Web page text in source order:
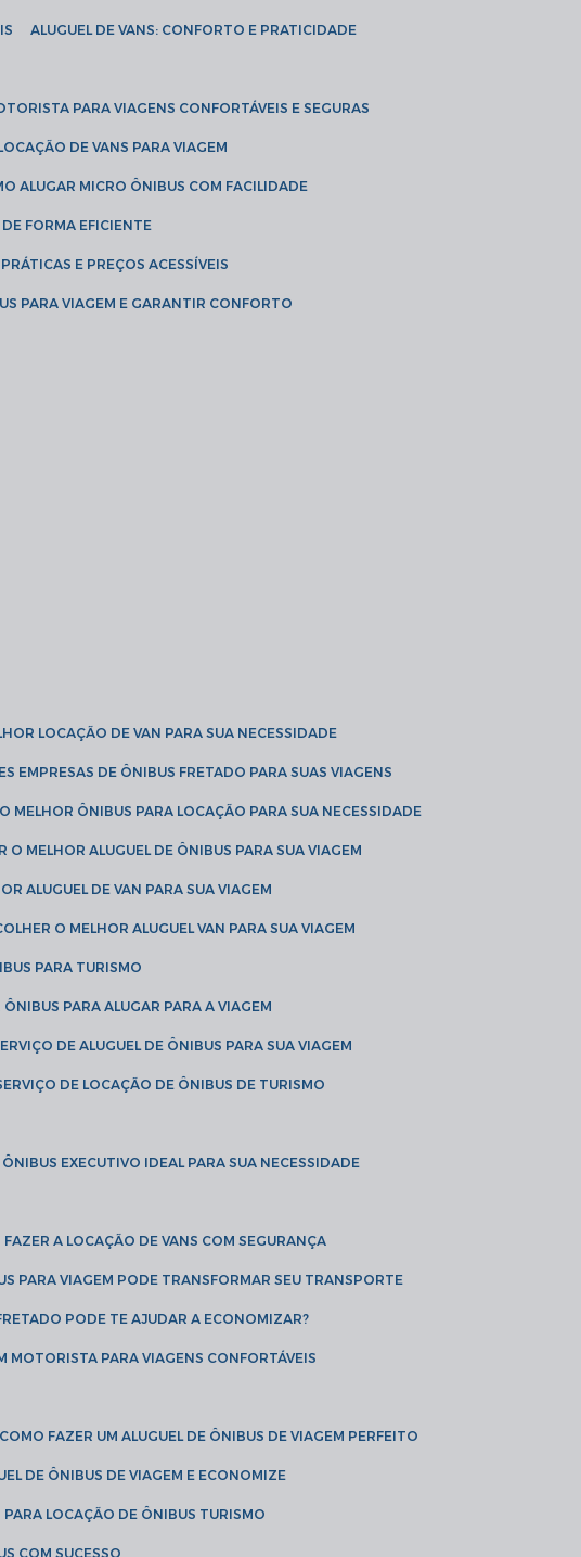
ALUGUEL DE VANS: CONFORTO E PRATICIDADE
PARA VIAGENS CONFORTÁVEIS E SEGURAS
DE VANS PARA VIAGEM
ALUGAR MICRO ÔNIBUS COM FACILIDADE
DE FORMA EFICIENTE
E PREÇOS ACESSÍVEIS
PARA VIAGEM E GARANTIR CONFORTO
LOCAÇÃO DE VAN PARA SUA NECESSIDADE
EMPRESAS DE ÔNIBUS FRETADO PARA SUAS VIAGENS
O MELHOR ÔNIBUS PARA LOCAÇÃO PARA SUA NECESSIDADE
O MELHOR ALUGUEL DE ÔNIBUS PARA SUA VIAGEM
ALUGUEL DE VAN PARA SUA VIAGEM
O MELHOR ALUGUEL VAN PARA SUA VIAGEM
PARA TURISMO
ÔNIBUS PARA ALUGAR PARA A VIAGEM
DE ALUGUEL DE ÔNIBUS PARA SUA VIAGEM
DE LOCAÇÃO DE ÔNIBUS DE TURISMO
ÔNIBUS EXECUTIVO IDEAL PARA SUA NECESSIDADE
FAZER A LOCAÇÃO DE VANS COM SEGURANÇA
PARA VIAGEM PODE TRANSFORMAR SEU TRANSPORTE
PODE TE AJUDAR A ECONOMIZAR?
MOTORISTA PARA VIAGENS CONFORTÁVEIS
COMO FAZER UM ALUGUEL DE ÔNIBUS DE VIAGEM PERFEITO
DE ÔNIBUS DE VIAGEM E ECONOMIZE
PARA LOCAÇÃO DE ÔNIBUS TURISMO
COM SUCESSO